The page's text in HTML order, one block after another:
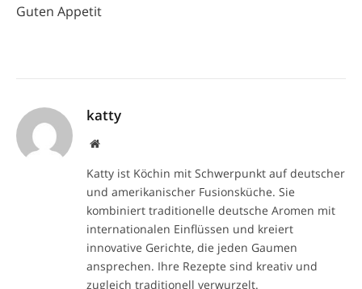
Guten Appetit
katty
Website
Katty ist Köchin mit Schwerpunkt auf deutscher
und amerikanischer Fusionsküche. Sie
kombiniert traditionelle deutsche Aromen mit
internationalen Einflüssen und kreiert
innovative Gerichte, die jeden Gaumen
ansprechen. Ihre Rezepte sind kreativ und
zugleich traditionell verwurzelt.